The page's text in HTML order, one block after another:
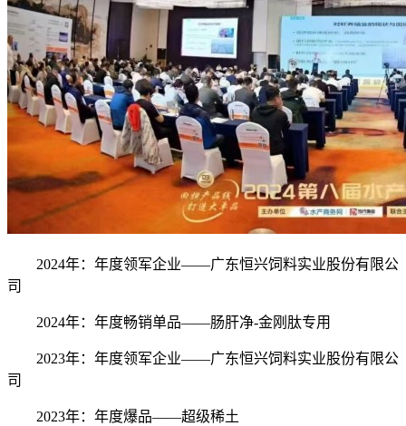
2024年：年度领军企业——广东恒兴饲料实业股份有限公
司
2024年：年度畅销单品——肠肝净-金刚肽专用
2023年：年度领军企业——广东恒兴饲料实业股份有限公
司
2023年：年度爆品——超级稀土